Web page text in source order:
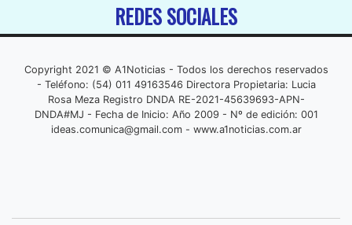
REDES SOCIALES
Copyright 2021 © A1Noticias - Todos los derechos reservados
- Teléfono: (54) 011 49163546 Directora Propietaria: Lucia
Rosa Meza Registro DNDA RE-2021-45639693-APN-
DNDA#MJ - Fecha de Inicio: Año 2009 - Nº de edición: 001
ideas.comunica@gmail.com- www.a1noticias.com.ar